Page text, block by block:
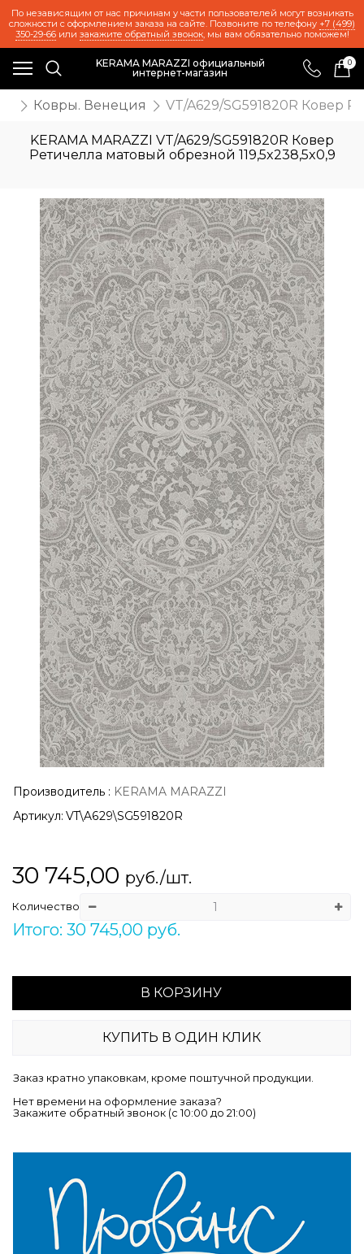
По независящим от нас причинам у части пользователей могут возникать
сложности с оформлением заказа на сайте. Позвоните по телефону +7 (499)
350-29-66или закажите обратный звонок, мы вам обязательно поможем!
KERAMA MARAZZI официальный
интернет-магазин
0
Ковры. Венеция VT/A629/SG591820R Ковер
KERAMA MARAZZI VT/A629/SG591820R Ковер
Ретичелла матовый обрезной 119,5x238,5x0,9
Производитель : KERAMA MARAZZI
Артикул: VT\A629\SG591820R
30 745,00 руб./шт.
Количество
Итого: 30 745,00 руб.
В КОРЗИНУ
КУПИТЬ В ОДИН КЛИК
Заказ кратно упаковкам, кроме поштучной продукции.
Нет времени на оформление заказа?
Закажите обратный звонок (c 10:00 до 21:00)